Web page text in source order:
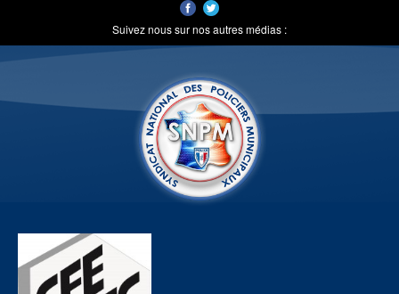
Suivez nous sur nos autres médias :